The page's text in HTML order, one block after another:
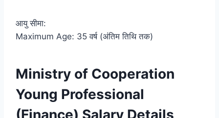
आयु सीमा:
Maximum Age: 35 वर्ष (अंतिम तिथि तक)
Ministry of Cooperation
Young Professional
(Finance) Salary Details